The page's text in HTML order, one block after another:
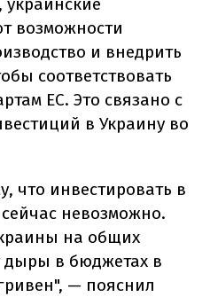
возможности
и внедрить
соответствовать
ЕС. Это связано с
в Украину во
что инвестировать в
невозможно.
на общих
дыры в бюджетах в
— пояснил